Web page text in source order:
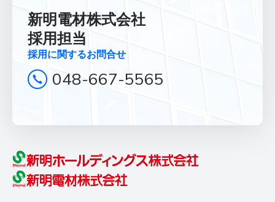
明るい未来を創造しませんか。
中途採用
熱意・やる気のある「新たな仲間」を
探しております。
新明電材株式会社
採用担当
採用に関するお問合せ
048-667-5565